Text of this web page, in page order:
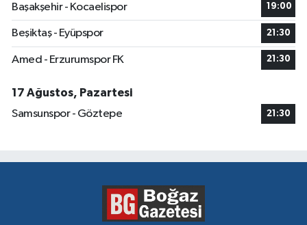
Başakşehir - Kocaelispor
19:00
Beşiktaş - Eyüpspor 21:30
Amed - Erzurumspor FK 21:30
17 Ağustos, Pazartesi
Samsunspor - Göztepe
21:30